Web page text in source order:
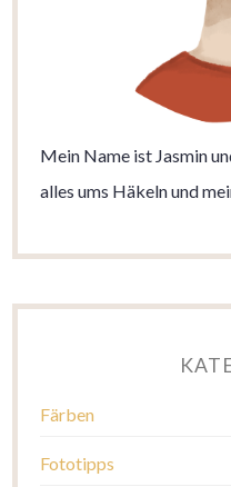
Mein Name ist Jasmin
alles ums Häkeln und
Färben
Fototipps